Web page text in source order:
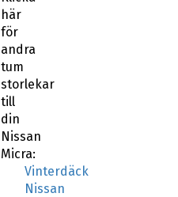
här
för
andra
tum
storlekar
till
din
Nissan
Micra:
Vinterdäck
Nissan